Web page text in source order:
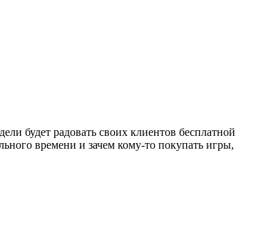
будет радовать своих клиентов бесплатной
времени и зачем кому-то покупать игры,